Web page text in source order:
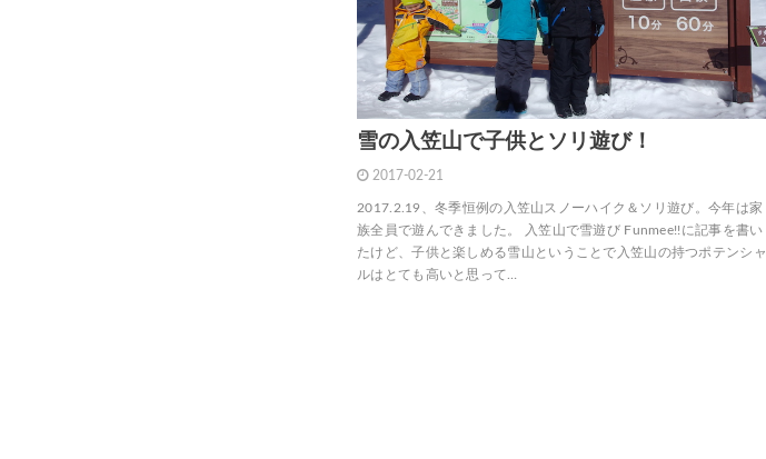
雪の入笠山で子供とソリ遊び！
2017-02-21
2017.2.19、冬季恒例の入笠山スノーハイク＆ソリ遊び。今年は家
族全員で遊んできました。 入笠山で雪遊び Funmee!!に記事を書い
たけど、子供と楽しめる雪山ということで入笠山の持つポテンシャ
ルはとても高いと思って…